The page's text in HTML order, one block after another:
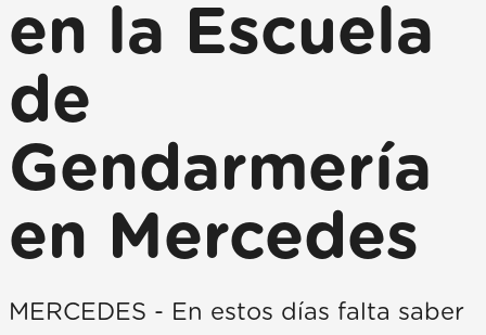
en la Escuela
de
Gendarmería
en Mercedes
MERCEDES - En estos días falta saber